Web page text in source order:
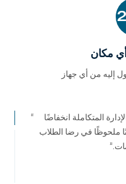
مكان
إليه من أي جهاز
المتكاملة انخفاضًا
ملحوظًا في رضا الطلاب